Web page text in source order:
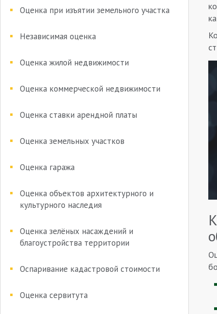
Оценка при изъятии земельного участка
Независимая оценка
Оценка жилой недвижимости
Оценка коммерческой недвижимости
Оценка ставки арендной платы
Оценка земельных участков
Оценка гаража
Оценка объектов архитектурного и
культурного наследия
Оценка зелёных насаждений и
благоустройства территории
Оспаривание кадастровой стоимости
Оценка сервитута